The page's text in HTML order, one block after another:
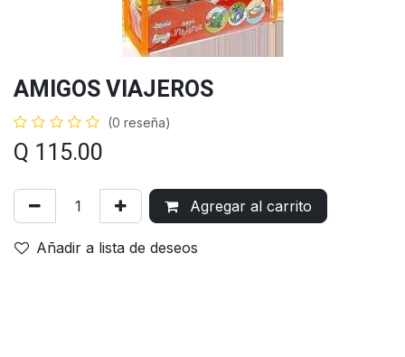
AMIGOS VIAJEROS
(0 reseña)
Q 115.00
Agregar al carrito
Añadir a lista de deseos